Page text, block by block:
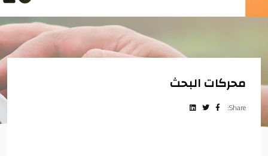
محركات البحث
Share: